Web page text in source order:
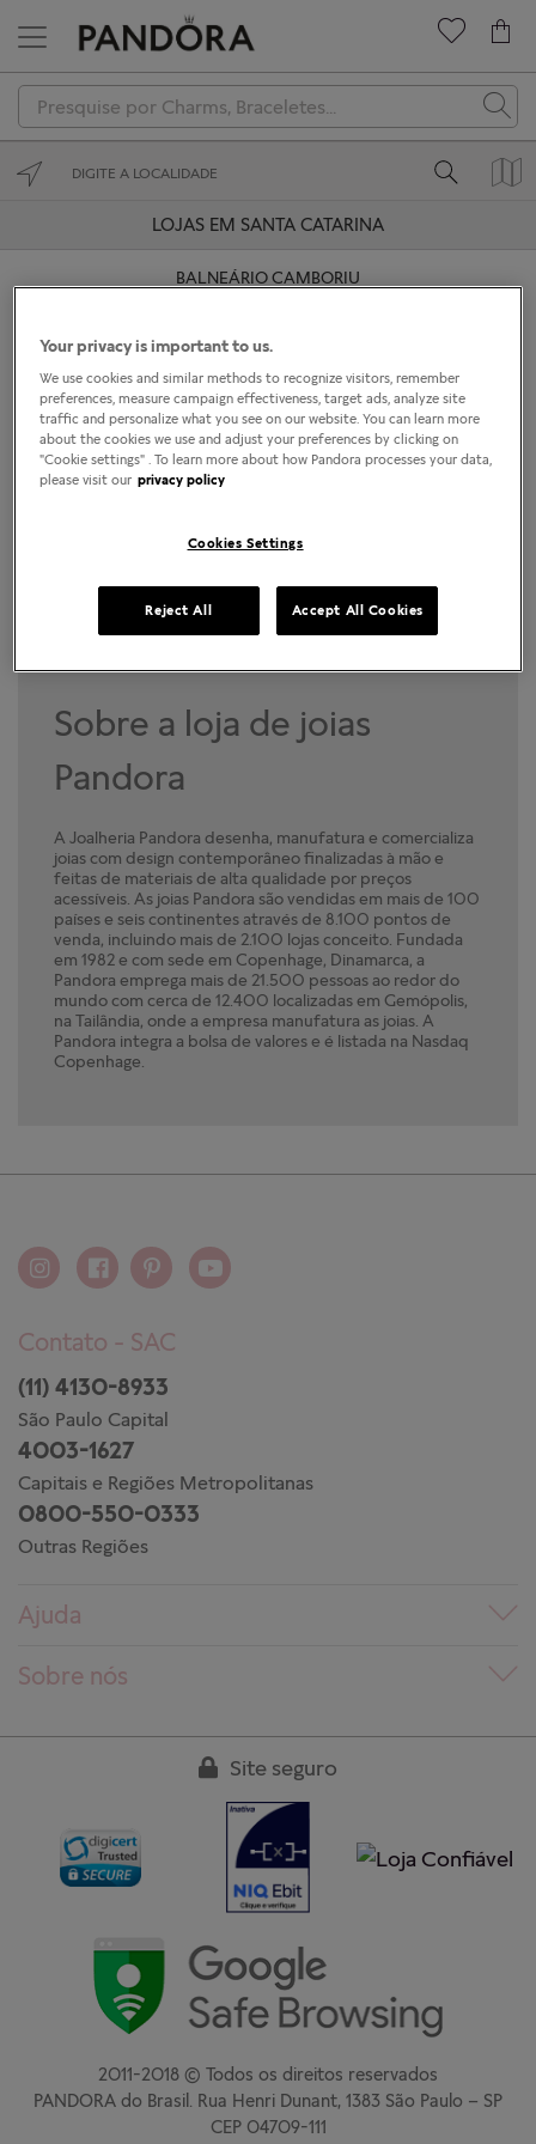
Novidades
Anéis
Brincos
Coleções
Presenteie
Localizar lojas
LOJAS EM SANTA CATARINA
BALNEÁRIO CAMBORIU
CRICIUMA
FLORIANÓPOLIS
PORTO BELO
SÃO JOSÉ
Sobre a loja de joias
Pandora
A Joalheria Pandora desenha, manufatura e comercializa
joias com design contemporâneo finalizadas à mão e
feitas de materiais de alta qualidade por preços
acessíveis. As joias Pandora são vendidas em mais de 100
países e seis continentes através de 8.100 pontos de
venda, incluindo mais de 2.100 lojas conceito. Fundada
em 1982 e com sede em Copenhage, Dinamarca, a
Pandora emprega mais de 21.500 pessoas ao redor do
mundo com cerca de 12.400 localizadas em Gemópolis,
na Tailândia, onde a empresa manufatura as joias. A
Pandora integra a bolsa de valores e é listada na Nasdaq
Copenhage.
Ajuda
Entregas
Cuidados aos produtos
Sobre nós
Clube PANDORA
Regulamentos
Contato - SAC
(11) 4130-8933
São Paulo Capital
4003-1627
Capitais e Regiões Metropolitanas
0800-550-0333
Outras Regiões
Site seguro
2011-2018 © Todos os direitos reservados
PANDORA do Brasil. Rua Henri Dunant, 1383 São Paulo – SP
CEP 04709-111
Your privacy is important to us.
We use cookies and similar methods to recognize visitors, remember
preferences, measure campaign effectiveness, target ads, analyze site
traffic and personalize what you see on our website. You can learn more
about the cookies we use and adjust your preferences by clicking on
"Cookie settings" . To learn more about how Pandora processes your data,
please visit our privacy policy
Cookies Settings
Reject All Accept All Cookies